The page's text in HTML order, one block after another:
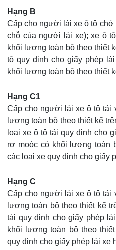
Hạng B
Cấp cho người lái xe ô tô
chỗ của người lái xe); xe ô
khối lượng toàn bộ theo thiết
tô quy định cho giấy phép
khối lượng toàn bộ theo thiết
Hạng C1
Cấp cho người lái xe ô tô tải
lượng toàn bộ theo thiết kế
loại xe ô tô tải quy định cho
rơ moóc có khối lượng toàn
các loại xe quy định cho giấy
Hạng C
Cấp cho người lái xe ô tô tải
lượng toàn bộ theo thiết kế
tải quy định cho giấy phép
khối lượng toàn bộ theo
quy định cho giấy phép lái xe